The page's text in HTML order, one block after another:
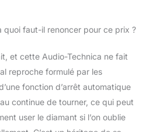
faut-il renoncer pour ce prix ?
et cette Audio-Technica ne fait
reproche formulé par les
fonction d’arrêt automatique
continue de tourner, ce qui peut
user le diamant si l’on oublie